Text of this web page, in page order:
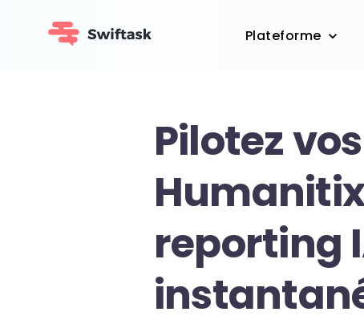
Plateforme
Pilotez
reporting